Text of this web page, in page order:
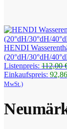
HENDI
(20°dH/30°dH/
Listenpreis: 112,00
Einkaufspreis: 92,86
MwSt.)